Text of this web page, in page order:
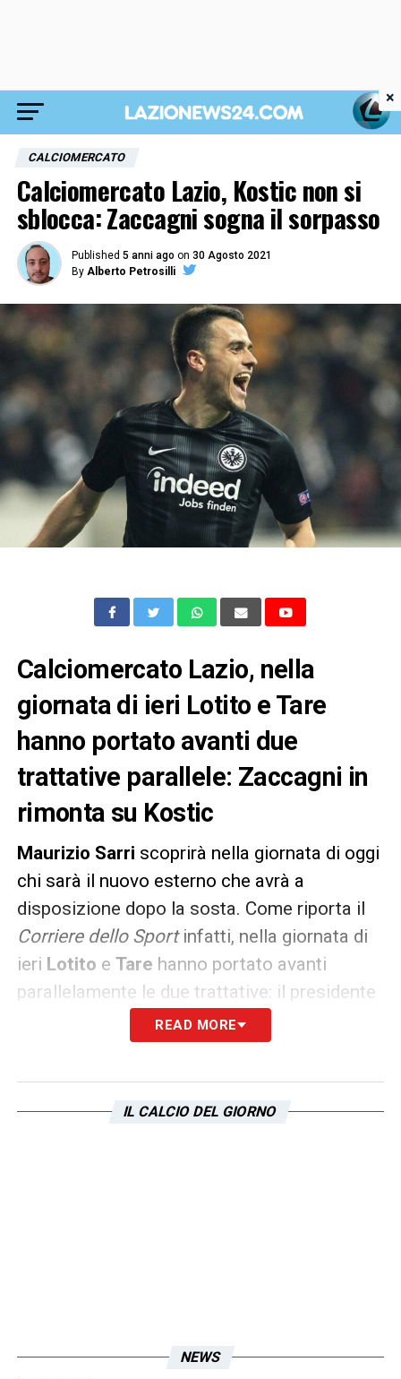
CALCIOMERCATO
Calciomercato Lazio, Kostic non si
sblocca: Zaccagni sogna il sorpasso
Published 5 anni ago on 30 Agosto 2021
By Alberto Petrosilli
Calciomercato Lazio, nella
giornata di ieri Lotito e Tare
hanno portato avanti due
trattative parallele: Zaccagni in
rimonta su Kostic
Maurizio Sarri scoprirà nella giornata di oggi
chi sarà il nuovo esterno che avrà a
disposizione dopo la sosta. Come riporta il
Corriere dello Sportinfatti, nella giornata di
ieri Lotito e Tare hanno portato avanti
parallelamente le due trattative: il presidente
biancoceleste quella perZaccagni
Kostic. E l’italiano appare oggi in
La Lazio ha infatti alzato l’offerta per
READ MORE
IL CALCIO DEL GIORNO
NEWS
×